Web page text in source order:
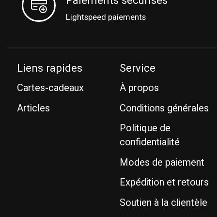
Lightspeed paiements
Liens rapides
Cartes-cadeaux
Articles
Service
À propos
Conditions générales
Politique de
confidentialité
Modes de paiement
Expédition et retours
Soutien à la clientèle